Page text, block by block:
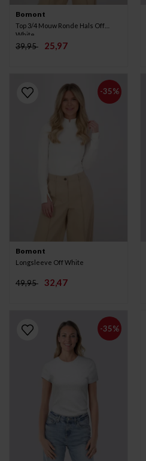
Bomont
Top 3/4 Mouw Ronde Hals Off
White
39,95 25,97
-35%
Bomont
Longsleeve Off White
49,95 32,47
-35%